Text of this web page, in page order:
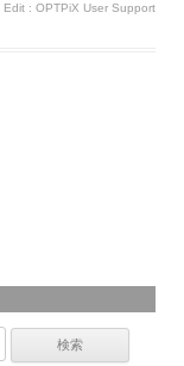
Edit : OPTPiX User Support